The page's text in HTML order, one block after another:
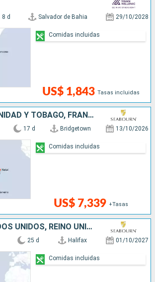
8 d Salvador de Bahia 29/10/2028
US$ 1,843 Tasas incluidas
Comidas incluidas
BARBADOS, TRINIDAD Y TOBAGO, FRANCIA, BRASIL
17 d Bridgetown 13/10/2026
US$ 7,339 +Tasas
Comidas incluidas
CANADÁ, ESTADOS UNIDOS, REINO UNIDO, SANTA LUCIA, BARBADOS, TRINIDAD Y TOBAGO, FRANCIA, BRASIL
25 d Halifax 01/10/2027
Comidas incluidas